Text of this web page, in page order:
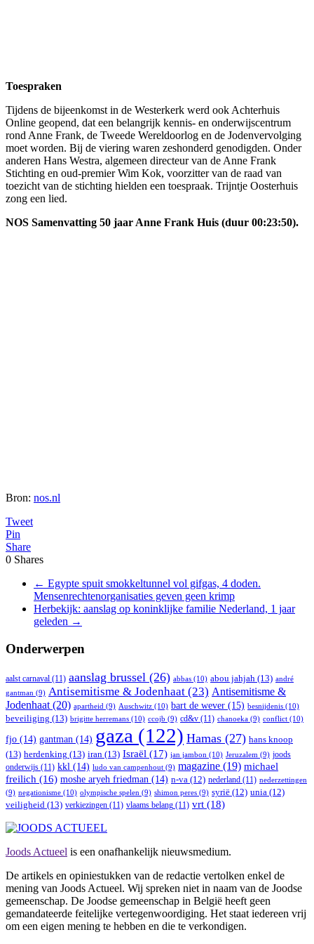
Toespraken
Tijdens de bijeenkomst in de Westerkerk werd ook Achterhuis
Online geopend, dat een belangrijk kennis- en onderwijscentrum
rond Anne Frank, de Tweede Wereldoorlog en de Jodenvervolging
moet worden. Bij de viering waren zeshonderd genodigden. Onder
anderen Hans Westra, algemeen directeur van de Anne Frank
Stichting en oud-premier Wim Kok, voorzitter van de raad van
toezicht van de stichting hielden een toespraak. Trijntje Oosterhuis
zong een lied.
NOS Samenvatting 50 jaar Anne Frank Huis (duur 00:23:50).
Bron: nos.nl
Tweet
Pin
Share
0 Shares
← Egypte spuit smokkeltunnel vol gifgas, 4 doden.
Mensenrechtenorganisaties geven geen krimp
Herbekijk: aanslag op koninklijke familie Nederland, 1 jaar
geleden →
Onderwerpen
aalst carnaval (11) aanslag brussel (26) abbas (10) abou jahjah (13) andré
gantman (9) Antisemitisme & Jodenhaat (23) Antisemitisme &
Jodenhaat (20) apartheid (9) Auschwitz (10) bart de wever (15) besnijdenis (10)
beveiliging (13) brigitte herremans (10) ccojb (9) cd&v (11) chanoeka (9) conflict (10)
fjo (14) gantman (14) gaza (122) Hamas (27) hans knoop
(13) herdenking (13) iran (13) Israël (17) jan jambon (10) Jeruzalem (9) joods
onderwijs (11) kkl (14) ludo van campenhout (9) magazine (19) michael
freilich (16) moshe aryeh friedman (14) n-va (12) nederland (11) nederzettingen
(9) negationisme (10) olympische spelen (9) shimon peres (9) syrië (12) unia (12)
veiligheid (13) verkiezingen (11) vlaams belang (11) vrt (18)
Joods Actueel is een onafhankelijk nieuwsmedium.
De artikels en opiniestukken van de redactie vertolken enkel de
mening van Joods Actueel. Wij spreken niet in naam van de Joodse
gemeenschap. De Joodse gemeenschap in België heeft geen
gemandateerde feitelijke vertegenwoordiging. Het staat iedereen vrij
om een eigen mening te hebben en die te verkondigen.